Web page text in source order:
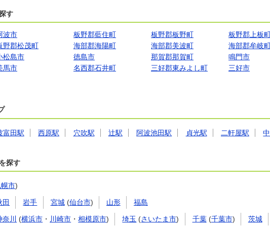
す
波市 板野郡藍住町 板野郡板野町
板野郡上板
野郡松茂町 海部郡海陽町 海部郡美波町
海部郡牟岐
松島市 徳島市 那賀郡那賀町
鳴門市
馬市 名西郡石井町 三好郡東みよし町
三好市
富田駅 西原駅 穴吹駅 辻駅 阿波池田駅 貞光駅 二軒屋駅
探す
市)
田 岩手 宮城(仙台市) 山形 福島
奈川 (横浜市 ・ 川崎市 ・相模原市) 埼玉 (さいたま市) 千葉(千葉市) 茨城